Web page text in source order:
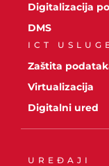
Digitalizacija
DMS
ICT
Zaštita
Virtualizacija
Digitalni ured
UREĐAJI